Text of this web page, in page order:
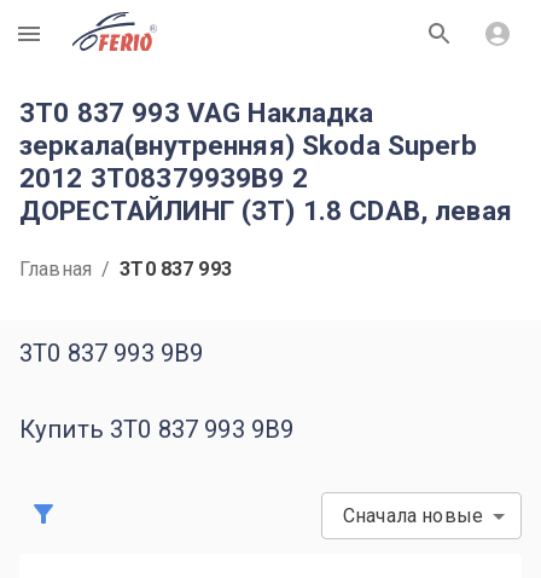
R
3T0 837 993 VAG Накладка
зеркала(внутренняя) Skoda Superb
2012 3T08379939B9 2
ДОРЕСТАЙЛИНГ (3T) 1.8 CDAB, левая
Главная / 3T0 837 993
3T0 837 993 9B9
Купить 3T0 837 993 9B9
Сначала новые